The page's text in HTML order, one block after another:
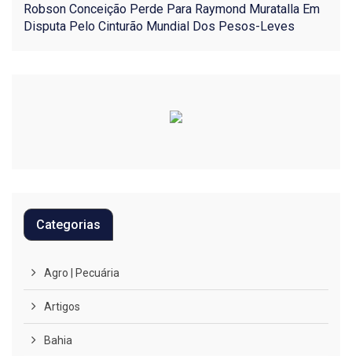
Robson Conceição Perde Para Raymond Muratalla Em
Disputa Pelo Cinturão Mundial Dos Pesos-Leves
Categorias
Agro | Pecuária
Artigos
Bahia